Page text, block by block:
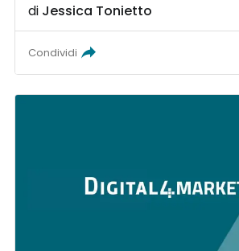
di Jessica Tonietto
Condividi